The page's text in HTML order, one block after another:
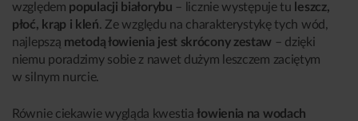
względem populacji białorybu – licznie występuje tu leszcz,
płoć, krąp i kleń. Ze względu na charakterystykę tych wód,
najlepszą metodą łowienia jest skrócony zestaw – dzięki
niemu poradzimy sobie z nawet dużym leszczem zaciętym
w silnym nurcie.
Równie ciekawie wygląda kwestiałowienia na wodach